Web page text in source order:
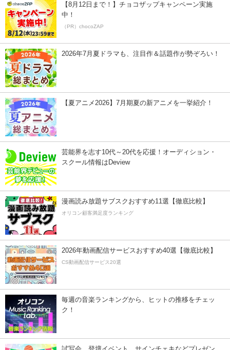
【8月12日まで！】チョコザップキャンペーン実施
中！
（PR）chocoZAP
2026年7月夏ドラマも、注目作＆話題作が勢ぞろい！
【夏アニメ2026】7月期夏の新アニメを一挙紹介！
芸能界を志す10代～20代を応援！オーディション・
スクール情報はDeview
漫画読み放題サブスクおすすめ11選【徹底比較】
オリコン顧客満足度ランキング
2026年動画配信サービスおすすめ40選【徹底比較】
CS動画配信サービス20選
毎週の音楽ランキングから、ヒットの推移をチェッ
ク！